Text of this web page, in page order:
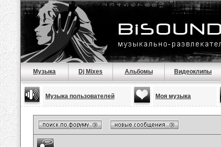
Музыка Dj Mixes Альбомы Видеоклипы
Музыка пользователей Моя музыка